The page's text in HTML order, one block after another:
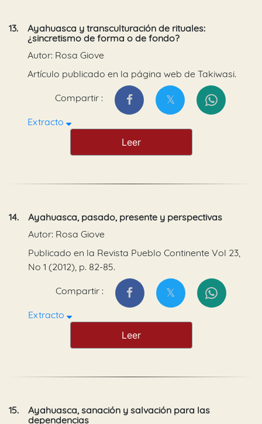
13.
Ayahuasca y transculturación de rituales:
¿sincretismo de forma o de fondo?
Autor: Rosa Giove
Artículo publicado en la página web de Takiwasi.
Compartir :
Extracto
Leer
14.
Ayahuasca, pasado, presente y perspectivas
Autor: Rosa Giove
Publicado en la Revista Pueblo Continente Vol 23,
No 1 (2012), p. 82-85.
Compartir :
Extracto
Leer
15.
Ayahuasca, sanación y salvación para las
dependencias